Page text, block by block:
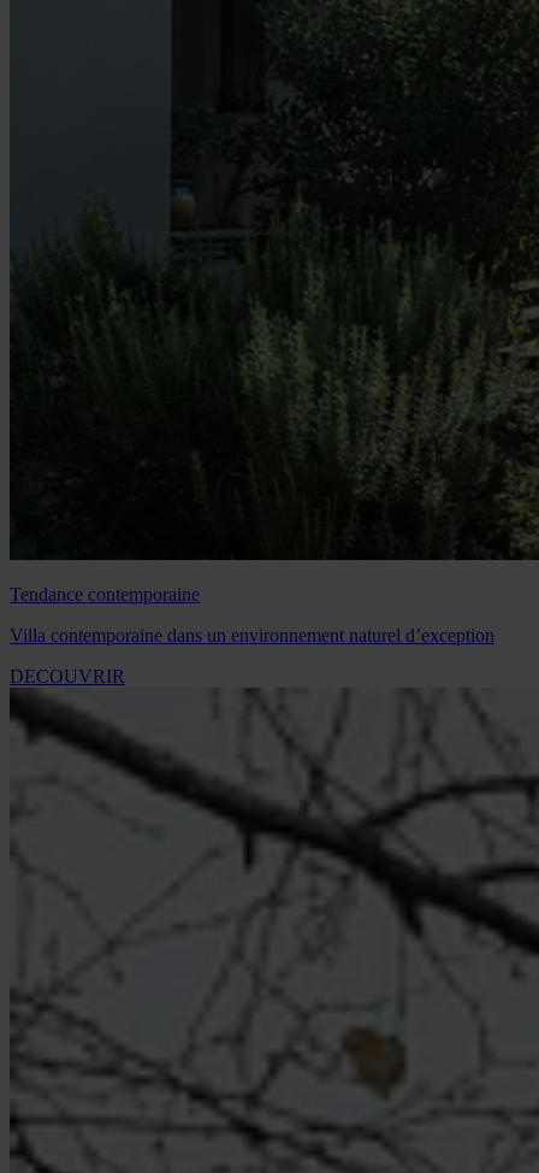
Tendance contemporaine
Villa contemporaine dans un environnement naturel d’exception
DECOUVRIR